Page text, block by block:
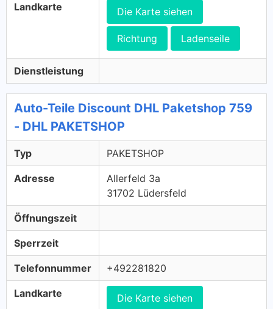
Landkarte Die Karte siehen
Richtung Ladenseile
Dienstleistung
Auto-Teile Discount DHL Paketshop 759
- DHL PAKETSHOP
Typ PAKETSHOP
Adresse
Allerfeld 3a
31702 Lüdersfeld
Öffnungszeit
Sperrzeit
Telefonnummer +492281820
Landkarte Die Karte siehen